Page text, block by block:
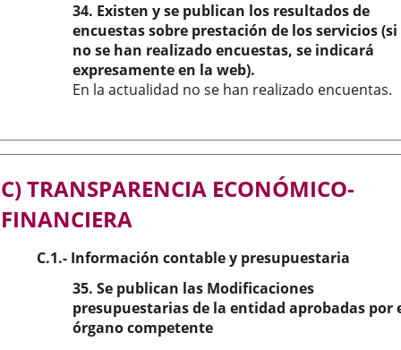
34. Existen y se publican los resultados de
encuestas sobre prestación de los servicios (si
no se han realizado encuestas, se indicará
expresamente en la web).
En la actualidad no se han realizado encuentas.
C) TRANSPARENCIA ECONÓMICO-
FINANCIERA
C.1.- Información contable y presupuestaria
35. Se publican las Modificaciones
presupuestarias de la entidad aprobadas por
órgano competente